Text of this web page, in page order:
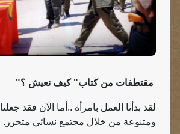
مقتطفات من كتاب" كيف نعيش ؟"
لقد بدأنا العمل بامرأة ..أما الآن فقد جعلنا
ومتنوعة من خلال مجتمع نسائي متحرر.